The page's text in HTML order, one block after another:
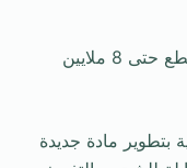
### تطوير بطارية سيارات كهربائية تقطع حتى 8 ملايين
بتطوير مادة جديدة